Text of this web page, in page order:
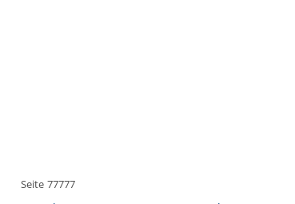
Seite 77777